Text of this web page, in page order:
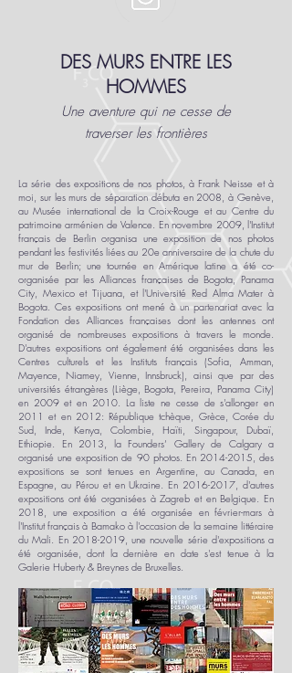
​La série des expositions de nos photos, à Frank Neisse et à
moi, sur les murs de séparation débuta en 2008, à Genève,
au Musée international de la Croix-Rouge et au Centre du
patrimoine arménien de Valence. En novembre 2009, l'Institut
français de Berlin organisa une exposition de nos photos
pendant les festivités liées au 20e anniversaire de la chute du
mur de Berlin; une tournée en Amérique latine a été co-
organisée par les Alliances françaises de Bogota, Panama
City, Mexico et Tijuana, et l'Université Red Alma Mater à
Bogota. Ces expositions ont mené à un partenariat avec la
Fondation des Alliances françaises dont les antennes ont
organisé de nombreuses expositions à travers le monde.
D'autres expositions ont également été organisées dans les
Centres culturels et les Instituts français (Sofia, Amman,
Mayence, Niamey, Vienne, Innsbruck), ainsi que par des
universités étrangères (Liège, Bogota, Pereira, Panama City)
en 2009 et en 2010. La liste ne cesse de s'allonger en
2011 et en 2012: République tchèque, Grèce, Corée du
Sud, Inde, Kenya, Colombie, Haïti, Singapour, Dubaï,
Ethiopie. En 2013, la Founders’ Gallery de Calgary a
organisé une exposition de 90 photos. En 2014-2015, des
expositions se sont tenues en Argentine, au Canada, en
Espagne, au Pérou et en Ukraine. En 2016-2017, d'autres
expositions ont été organisées à Zagreb et en Belgique. En
2018, une exposition a été organisée en février-mars à
l'Institut français à Bamako à l'occasion de la semaine littéraire
du Mali. En 2018-2019, une nouvelle série d'expositions a
été organisée, dont la dernière en date s'est tenue à la
Galerie Huberty & Breynes de Bruxelles.
DES MURS ENTRE LES
HOMMES
Une aventure qui ne cesse de
traverser les frontières